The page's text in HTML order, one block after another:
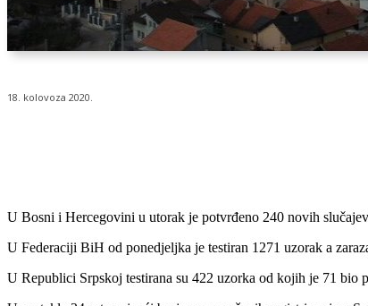
18. kolovoza 2020.
U Bosni i Hercegovini u utorak je potvrđeno 240 novih
U Federaciji BiH od ponedjeljka je testiran 1271 uzorak a
U Republici Srpskoj testirana su 422 uzorka od kojih je 71 bio